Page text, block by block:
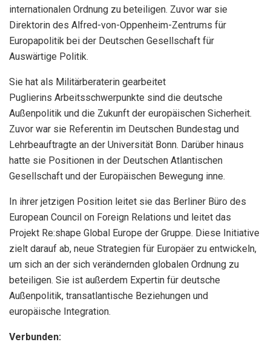
internationalen Ordnung zu beteiligen. Zuvor war sie
Direktorin des Alfred-von-Oppenheim-Zentrums für
Europapolitik bei der Deutschen Gesellschaft für
Auswärtige Politik.
Sie hat als Militärberaterin gearbeitet
Puglierins Arbeitsschwerpunkte sind die deutsche
Außenpolitik und die Zukunft der europäischen Sicherheit.
Zuvor war sie Referentin im Deutschen Bundestag und
Lehrbeauftragte an der Universität Bonn. Darüber hinaus
hatte sie Positionen in der Deutschen Atlantischen
Gesellschaft und der Europäischen Bewegung inne.
In ihrer jetzigen Position leitet sie das Berliner Büro des
European Council on Foreign Relations und leitet das
Projekt Re:shape Global Europe der Gruppe. Diese Initiative
zielt darauf ab, neue Strategien für Europäer zu entwickeln,
um sich an der sich verändernden globalen Ordnung zu
beteiligen. Sie ist außerdem Expertin für deutsche
Außenpolitik, transatlantische Beziehungen und
europäische Integration.
Verbunden: